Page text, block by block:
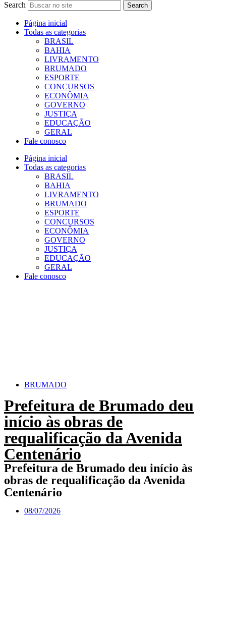
Search Search
Página inicial
Todas as categorias
BRASIL
BAHIA
LIVRAMENTO
BRUMADO
ESPORTE
CONCURSOS
ECONÔMIA
GOVERNO
JUSTIÇA
EDUCAÇÃO
GERAL
Fale conosco
Página inicial
Todas as categorias
BRASIL
BAHIA
LIVRAMENTO
BRUMADO
ESPORTE
CONCURSOS
ECONÔMIA
GOVERNO
JUSTIÇA
EDUCAÇÃO
GERAL
Fale conosco
BRUMADO
Prefeitura de Brumado deu
início às obras de
requalificação da Avenida
Centenário
Prefeitura de Brumado deu início às
obras de requalificação da Avenida
Centenário
08/07/2026